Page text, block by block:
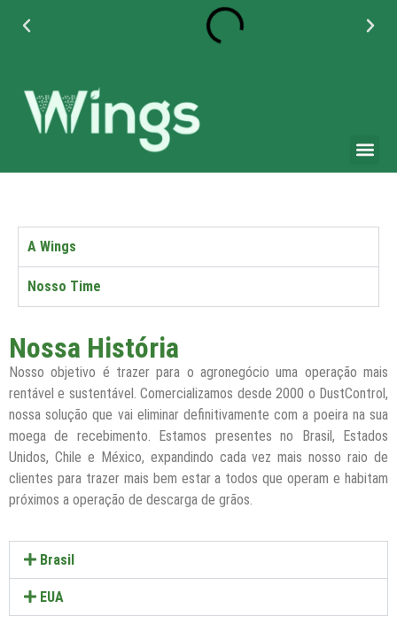
+55 (11) 4789-4070
+55 11 95042 3271
A Wings
Nosso Time
Nossa História
Nosso objetivo é trazer para o agronegócio uma operação mais
rentável e sustentável. Comercializamos desde 2000 o DustControl,
nossa solução que vai eliminar definitivamente com a poeira na sua
moega de recebimento. Estamos presentes no Brasil, Estados
Unidos, Chile e México, expandindo cada vez mais nosso raio de
clientes para trazer mais bem estar a todos que operam e habitam
próximos a operação de descarga de grãos.
Brasil
EUA